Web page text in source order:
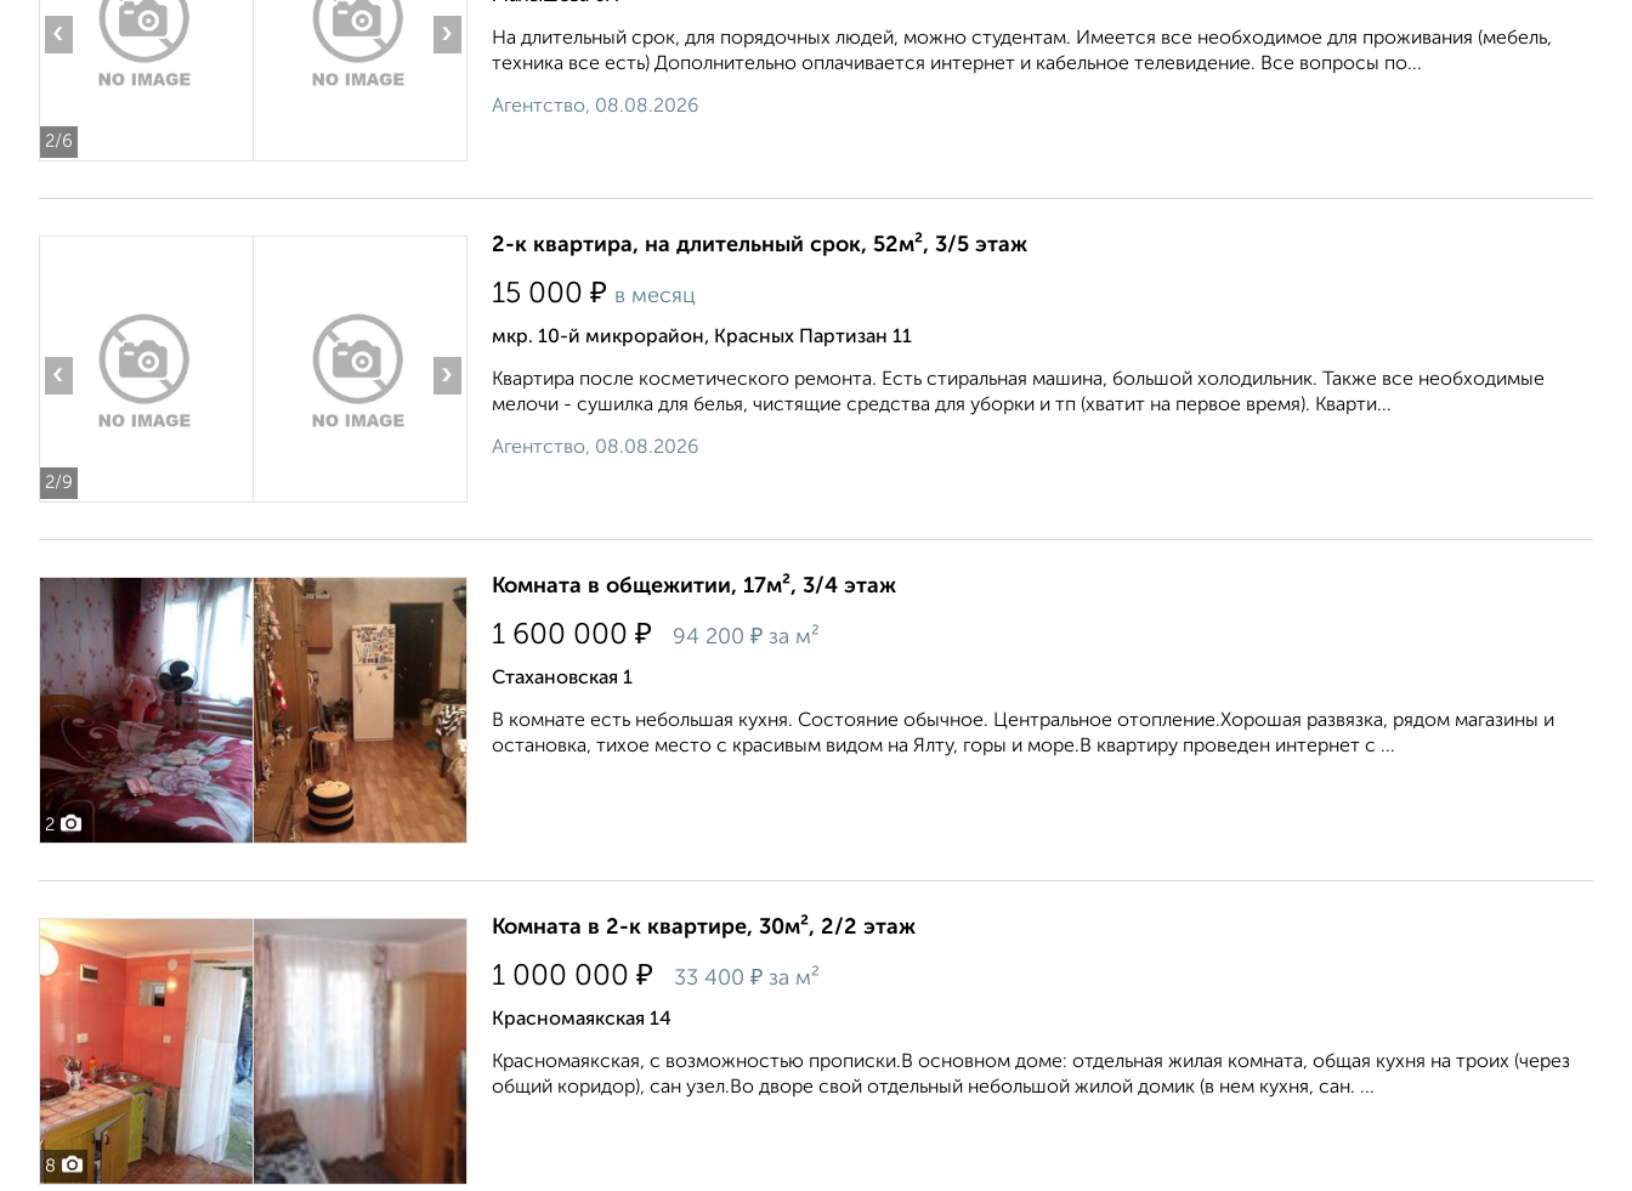
2/6
‹ ›
На длительный срок, для порядочных людей, можно студентам. Имеется все необходимое для проживания (мебель,
техника все есть) Дополнительно оплачивается интернет и кабельное телевидение. Все вопросы по...
Агентство, 08.08.2026
2/9
‹ ›
2-к квартира, на длительный срок, 52м², 3/5 этаж
15 000 ₽ в месяц
мкр. 10-й микрорайон, Красных Партизан 11
Квартира после косметического ремонта. Есть стиральная машина, большой холодильник. Также все необходимые
мелочи - сушилка для белья, чистящие средства для уборки и тп (хватит на первое время). Кварти...
Агентство, 08.08.2026
2
Комната в общежитии, 17м², 3/4 этаж
1 600 000 ₽ 94 200 ₽ за м²
Стахановская 1
В комнате есть небольшая кухня. Состояние обычное. Центральное отопление.Хорошая развязка, рядом магазины и
остановка, тихое место с красивым видом на Ялту, горы и море.В квартиру проведен интернет с ...
8
Комната в 2-к квартире, 30м², 2/2 этаж
1 000 000 ₽ 33 400 ₽ за м²
Красномаякская 14
Красномаякская, с возможностью прописки.В основном доме: отдельная жилая комната, общая кухня на троих (через
общий коридор), сан узел.Во дворе свой отдельный небольшой жилой домик (в нем кухня, сан. ...